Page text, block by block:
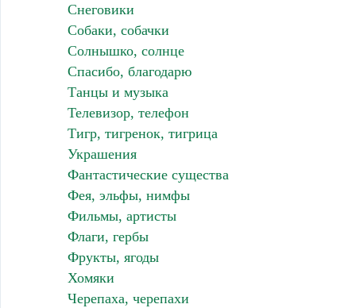
Снеговики
Собаки, собачки
Солнышко, солнце
Спасибо, благодарю
Танцы и музыка
Телевизор, телефон
Тигр, тигренок, тигрица
Украшения
Фантастические существа
Фея, эльфы, нимфы
Фильмы, артисты
Флаги, гербы
Фрукты, ягоды
Хомяки
Черепаха, черепахи